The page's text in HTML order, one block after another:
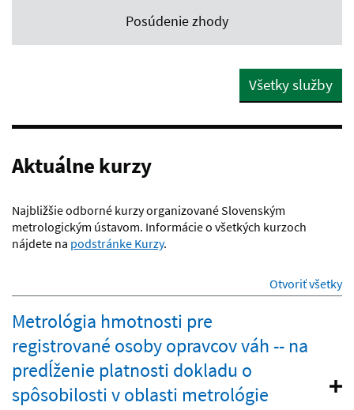
Posúdenie zhody
Všetky služby
Aktuálne kurzy
Najbližšie odborné kurzy organizované Slovenským
metrologickým ústavom. Informácie o všetkých kurzoch
nájdete na podstránke Kurzy.
Otvoriť všetky
sekcie
Metrológia hmotnosti pre
registrované osoby opravcov váh -- na
predĺženie platnosti dokladu o
spôsobilosti v oblasti metrológie